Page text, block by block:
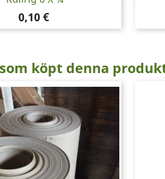
Pris
0,10 €
köpt denna